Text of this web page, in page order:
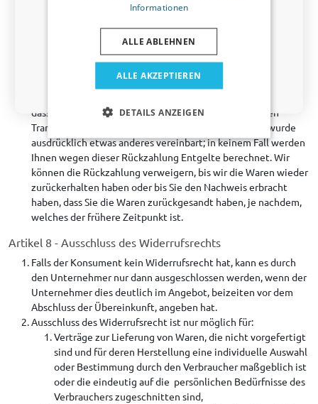
Macht der Konsument Gebrauch von seinem Widerrufsrecht,
Falls der Konsument bereits einen Betrag gezahlt hat, wird
innerhalb von 14 Tagen nach der Rücksendung,
dasselbe Zahlungsmittel, das Sie bei der ursprünglichen
Transaktion eingesetzt haben, es sei denn, mit Ihnen wurde
ausdrücklich etwas anderes vereinbart; in keinem Fall werden
Ihnen wegen dieser Rückzahlung Entgelte berechnet. Wir
können die Rückzahlung verweigern, bis wir die Waren wieder
zurückerhalten haben oder bis Sie den Nachweis erbracht
haben, dass Sie die Waren zurückgesandt haben, je nachdem,
welches der frühere Zeitpunkt ist.
Artikel 8 - Ausschluss des Widerrufsrechts
Falls der Konsument kein Widerrufsrecht hat, kann es durch
den Unternehmer nur dann ausgeschlossen werden, wenn der
Unternehmer dies deutlich im Angebot, beizeiten vor dem
Abschluss der Übereinkunft, angeben hat.
Ausschluss des Widerrufsrecht ist nur möglich für:
Verträge zur Lieferung von Waren, die nicht vorgefertigt
sind und für deren Herstellung eine individuelle Auswahl
oder Bestimmung durch den Verbraucher maßgeblich ist
oder die eindeutig auf die persönlichen Bedürfnisse des
Verbrauchers zugeschnitten sind,
Nein, ich möchte keinen Rabatt.
Informationen
ALLE AKZEPTIEREN
ALLE ABLEHNEN
DETAILS ANZEIGEN